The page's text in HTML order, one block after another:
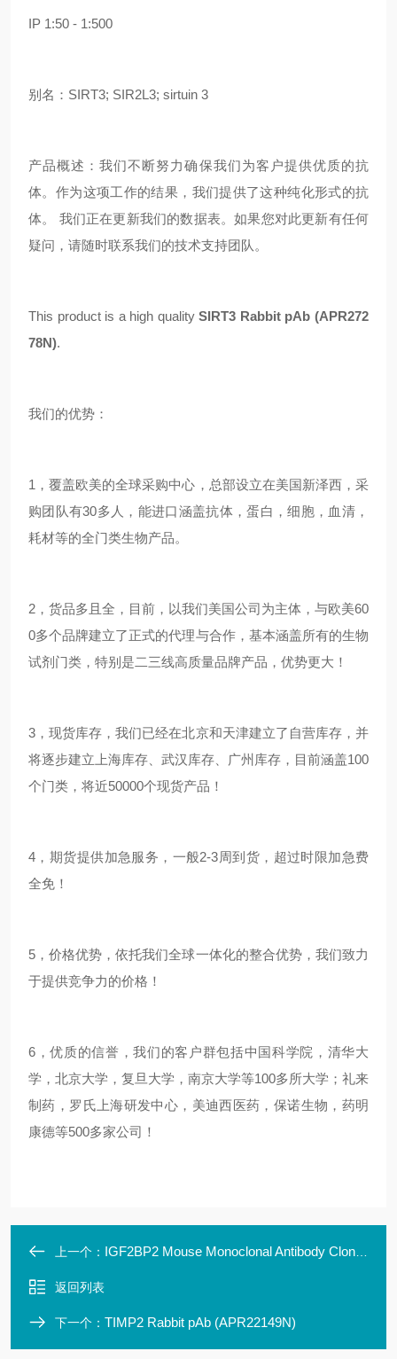
IP 1:50 - 1:500
别名：SIRT3; SIR2L3; sirtuin 3
产品概述：我们不断努力确保我们为客户提供优质的抗
体。作为这项工作的结果，我们提供了这种纯化形式的抗
体。 我们正在更新我们的数据表。如果您对此更新有任何
疑问，请随时联系我们的技术支持团队。
This product is a high qualitySIRT3 Rabbit pAb (APR272
78N).
我们的优势：
1，覆盖欧美的全球采购中心，总部设立在美国新泽西，采
购团队有30多人，能进口涵盖抗体，蛋白，细胞，血清，
耗材等的全门类生物产品。
2，货品多且全，目前，以我们美国公司为主体，与欧美60
0多个品牌建立了正式的代理与合作，基本涵盖所有的生物
试剂门类，特别是二三线高质量品牌产品，优势更大！
3，现货库存，我们已经在北京和天津建立了自营库存，并
将逐步建立上海库存、武汉库存、广州库存，目前涵盖100
个门类，将近50000个现货产品！
4，期货提供加急服务，一般2-3周到货，超过时限加急费
全免！
5，价格优势，依托我们全球一体化的整合优势，我们致力
于提供竞争力的价格！
6，优质的信誉，我们的客户群包括中国科学院，清华大
学，北京大学，复旦大学，南京大学等100多所大学；礼来
制药，罗氏上海研发中心，美迪西医药，保诺生物，药明
康德等500多家公司！
上一个： IGF2BP2 Mouse Monoclonal Antibody Clone ID: LBI3F9
返回列表
下一个： TIMP2 Rabbit pAb (APR22149N)